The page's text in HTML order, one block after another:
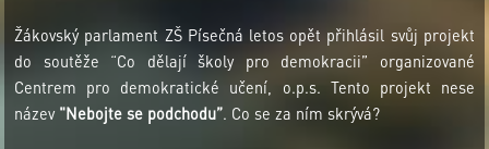
Žákovský parlament ZŠ Písečná letos opět přihlásil svůj projekt
do soutěže “Co dělají školy pro demokracii” organizované
Centrem pro demokratické učení, o.p.s. Tento projekt nese
název "Nebojte se podchodu”. Co se za ním skrývá?